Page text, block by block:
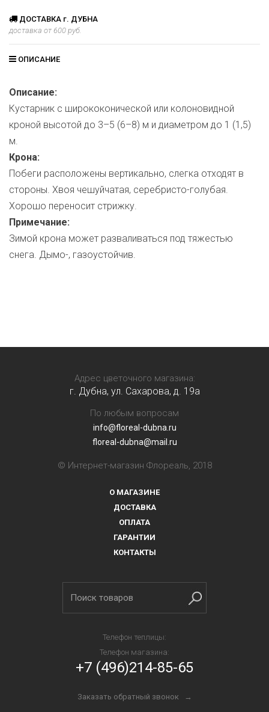
ДОСТАВКА г. ДУБНА
доставка от 600 руб.
ОПИСАНИЕ
Описание:
Кустарник с ширококонической или колоновидной
кроной высотой до 3–5 (6–8) м и диаметром до 1 (1,5)
м.
Крона:
Побеги расположены вертикально, слегка отходят в
стороны. Хвоя чешуйчатая, серебристо-голубая.
Хорошо переносит стрижку.
Примечание:
Зимой крона может разваливаться под тяжестью
снега. Дымо-, газоустойчив.
Адрес цветочного магазина:
г. Дубна, ул. Сахарова, д. 19a
По любым вопросам
info@floreal-dubna.ru
floreal-dubna@mail.ru
© Интернет-магазин Флореаль, 2018
О МАГАЗИНЕ
ДОСТАВКА
ОПЛАТА
ГАРАНТИИ
КОНТАКТЫ
Телефон теплицы:
Телефон магазина:
+7 (496)214-85-65
Заказать обратный звонок →